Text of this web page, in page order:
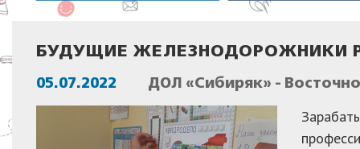
БУДУЩИЕ ЖЕЛЕЗНОДОРОЖНИКИ
05.07.2022 ДОЛ «Сибиряк» -